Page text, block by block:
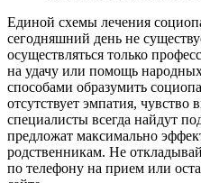
Единой схемы лечения
сегодняшний день не
осуществляться только
на удачу или помощь
способами образумить
отсутствует эмпатия,
специалисты всегда найдут
предложат максимально
родственникам. Не
по телефону на прием или